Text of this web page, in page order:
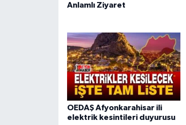
Anlamlı Ziyaret
OEDAŞ Afyonkarahisar ili
elektrik kesintileri duyurusu